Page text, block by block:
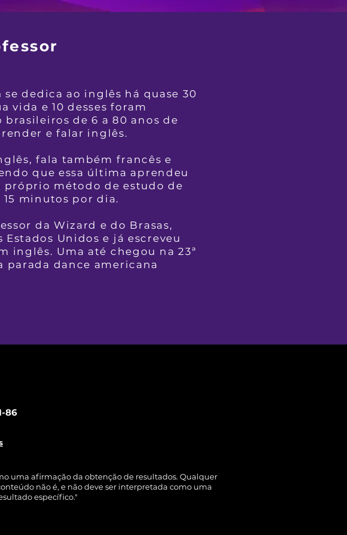
se dedica ao inglês há quase 30
vida e 10 desses foram
brasileiros de 6 a 80 anos de
e falar inglês.
fala também francês e
que essa última aprendeu
próprio método de estudo de
minutos por dia.
da Wizard e do Brasas,
Estados Unidos e já escreveu
inglês. Uma até chegou na 23ª
parada dance americana
86
uma afirmação da obtenção de resultados. Qualquer
não é, e não deve ser interpretada como uma
específico."